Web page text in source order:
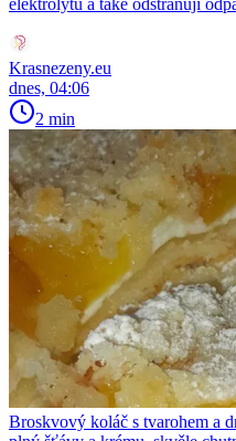
elektrolytů a také odstraňují
Krasnezeny.eu
dnes, 04:06
2 min
Broskvový koláč s tvarohem a